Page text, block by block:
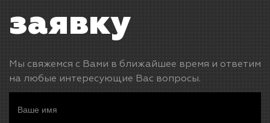
заявку
Мы свяжемся с Вами в ближайшее время и ответим
на любые интересующие Вас вопросы.